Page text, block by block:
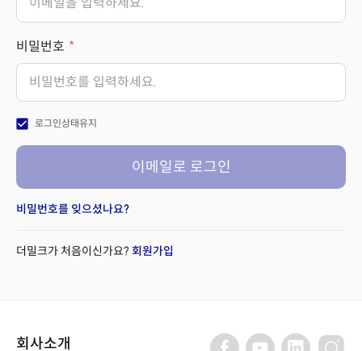
비밀번호
check_box 로그인상태유지
이메일로 로그인
비밀번호를 잊으셨나요?
더밀크가 처음이신가요? 회원가입
회사소개